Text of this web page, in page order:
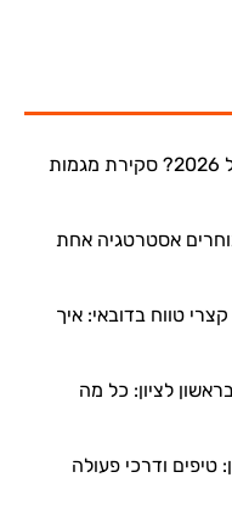
למה בטומי היא יעד ההשקעה החם של 2026? סקירת מגמות
אסטרטגיה אחת
טווח בדובאי: איך
לציון: כל מה
טיפים ודרכי פעולה